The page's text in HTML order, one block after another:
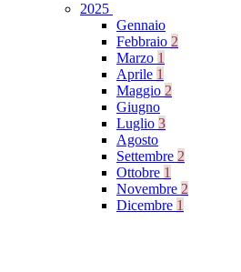
2025
Gennaio
Febbraio 2
Marzo 1
Aprile 1
Maggio 2
Giugno
Luglio 3
Agosto
Settembre 2
Ottobre 1
Novembre 2
Dicembre 1